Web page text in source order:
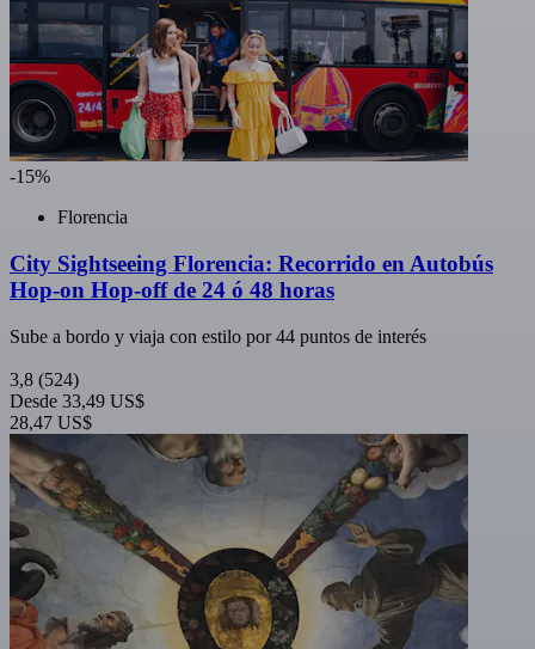
-15%
Florencia
City Sightseeing Florencia: Recorrido en Autobús
Hop-on Hop-off de 24 ó 48 horas
Sube a bordo y viaja con estilo por 44 puntos de interés
3,8 (524)
Desde 33,49 US$
28,47 US$